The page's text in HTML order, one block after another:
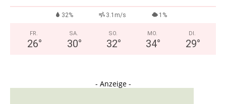
32% 3.1m/s 1%
FR.
26°
SA.
30°
SO.
32°
MO.
34°
DI.
29°
- Anzeige -